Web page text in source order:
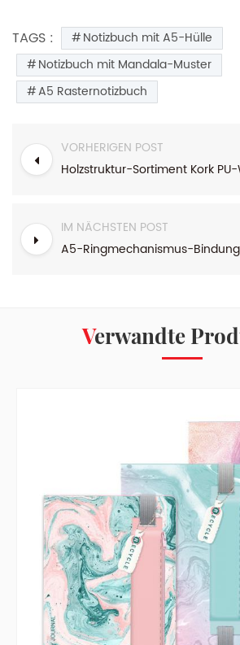
TAGS :
Notizbuch mit A5-Hülle
Notizbuch mit Mandala-Muster
A5 Rasternotizbuch
VORHERIGEN POST
IM NÄCHSTEN POST
A5-Ringmechanismus-
Verwandte